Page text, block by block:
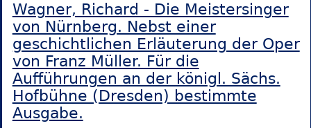
Wagner, Richard - Die Meistersinger
von Nürnberg. Nebst einer
geschichtlichen Erläuterung der Oper
von Franz Müller. Für die
Aufführungen an der königl. Sächs.
Hofbühne (Dresden) bestimmte
Ausgabe.